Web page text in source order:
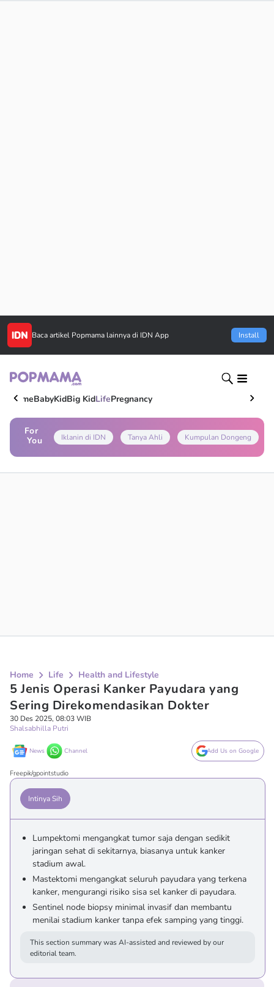
Baca artikel Popmama lainnya di IDN App Install
HomeBabyKidBig KidLifePregnancy
For
You
Iklanin di IDN Tanya Ahli Kumpulan Dongeng
Home Life Health and Lifestyle
5 Jenis Operasi Kanker Payudara yang
Sering Direkomendasikan Dokter
30 Des 2025, 08:03 WIB
Shalsabhilla Putri
News Channel Add Us on Google
Freepik/gpointstudio
Intinya Sih
Lumpektomi mengangkat tumor saja dengan sedikit
jaringan sehat di sekitarnya, biasanya untuk kanker
stadium awal.
Mastektomi mengangkat seluruh payudara yang terkena
kanker, mengurangi risiko sisa sel kanker di payudara.
Sentinel node biopsy minimal invasif dan membantu
menilai stadium kanker tanpa efek samping yang tinggi.
This section summary was AI-assisted and reviewed by our
editorial team.